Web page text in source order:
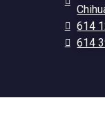
614
614